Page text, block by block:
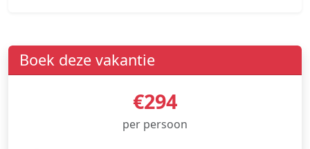
Boek deze vakantie
€294
per persoon